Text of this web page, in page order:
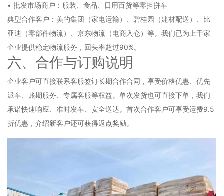
• 批发市场商户：服装、食品、日用百货等零担拼车
典型合作客户：美的集团（家电运输）、碧桂园（建材配送）、比
亚迪（零部件物流）、京东物流（电商入仓）等。我们已为上千家
企业提供稳定物流服务，回头率超过90%。
六、合作与订购说明
企业客户可直接联系客服签订长期合作合同，享受价格优惠、优先
派车、账期服务、专属客服等权益。单次发货也可直接下单，我们
承诺快速响应、准时发车、安全送达。首次合作客户可享受运费9.5
折优惠，介绍新客户还可获得返点奖励。